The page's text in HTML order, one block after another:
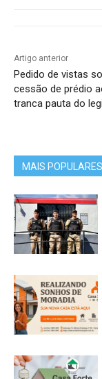
Artigo anterior
Pedido de vistas
cessão de prédio
tranca pauta do
MAIS POPULARES